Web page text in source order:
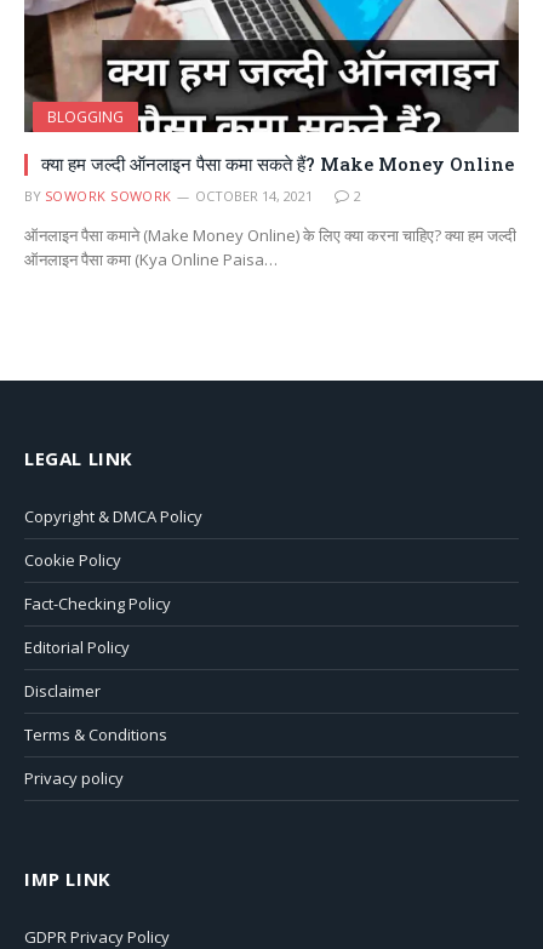
BLOGGING
क्या हम जल्दी ऑनलाइन पैसा कमा सकते हैं? Make Money Online
BY SOWORK SOWORK OCTOBER 14, 2021 2
ऑनलाइन पैसा कमाने (Make Money Online) के लिए क्या करना चाहिए? क्या हम जल्दी
ऑनलाइन पैसा कमा (Kya Online Paisa…
LEGAL LINK
Copyright & DMCA Policy
Cookie Policy
Fact-Checking Policy
Editorial Policy
Disclaimer
Terms & Conditions
Privacy policy
IMP LINK
GDPR Privacy Policy